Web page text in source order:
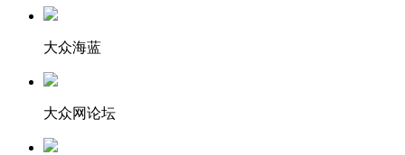
大众海蓝
大众网论坛